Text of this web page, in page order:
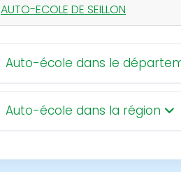
AUTO-ECOLE DE SEILLON
Auto-école dans le
Auto-école dans la région